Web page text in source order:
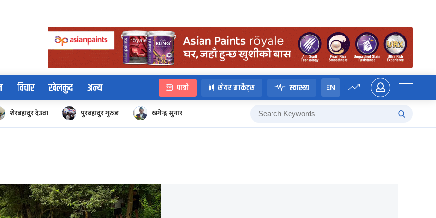
विचार खेलकुद अन्य पात्रो सेयर मार्केट्स स्वास्थ्य EN
शेरबहादुर देउवा पुरबहादुर गुरुङ खगेन्द्र सुनार